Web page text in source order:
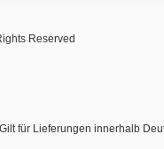
Reserved
für Lieferungen innerhalb